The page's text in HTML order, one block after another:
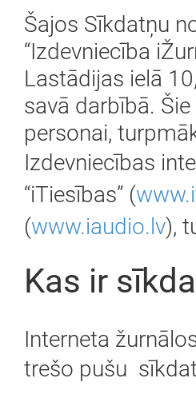
Šajos Sīkdatņu
“Izdevniecība
Lastādijas ielā
savā darbībā.
personai,
Izdevniecības
“iTiesības” (
(www.iaudio.lv),
Kas ir
Interneta
trešo pušu